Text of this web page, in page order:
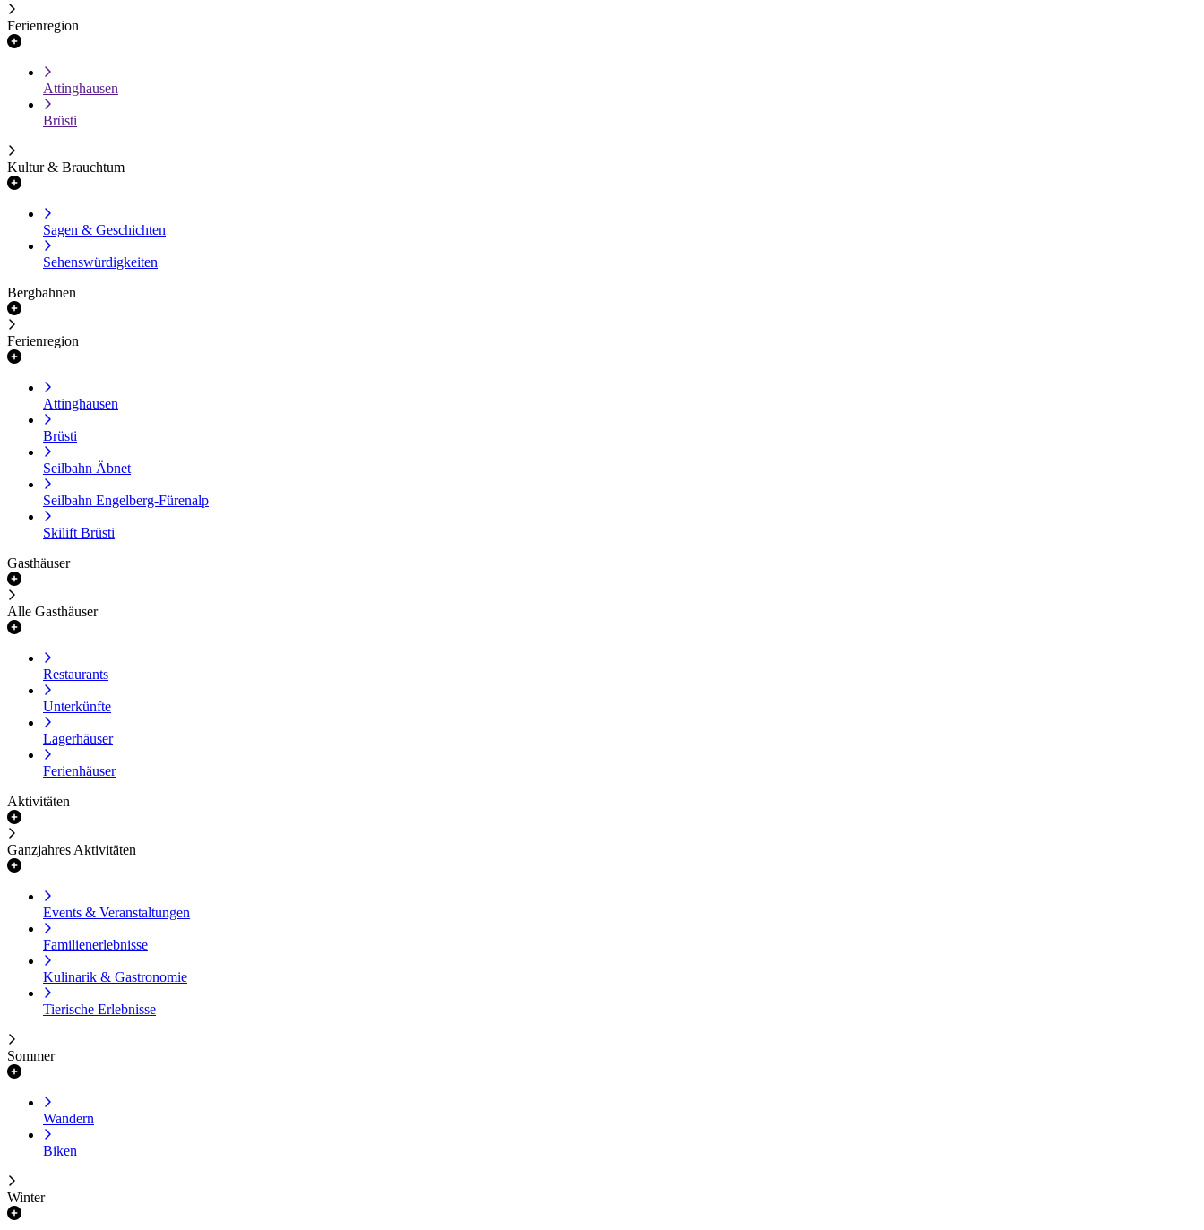
Ferienregion
Attinghausen
Brüsti
Kultur & Brauchtum
Sagen & Geschichten
Sehenswürdigkeiten
Bergbahnen
Ferienregion
Attinghausen
Brüsti
Seilbahn Äbnet
Seilbahn Engelberg-Fürenalp
Skilift Brüsti
Gasthäuser
Alle Gasthäuser
Restaurants
Unterkünfte
Lagerhäuser
Ferienhäuser
Aktivitäten
Ganzjahres Aktivitäten
Events & Veranstaltungen
Familienerlebnisse
Kulinarik & Gastronomie
Tierische Erlebnisse
Sommer
Wandern
Biken
Winter